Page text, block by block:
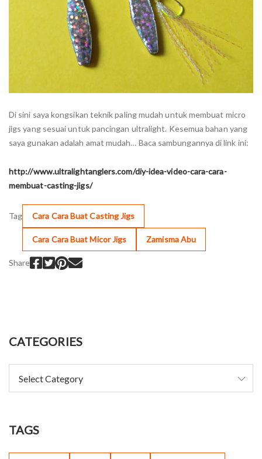
Di sini saya kongsikan teknik paling mudah untuk membuat micro
jigs yang sesuai untuk pancingan ultralight. Kesemua bahan yang
saya gunakan adalah amat mudah… Baca sambungannya di link ini:
http://www.ultralightanglers.com/diy-idea-video-cara-cara-
membuat-casting-jigs/
Tag Cara Cara Buat Casting Jigs
Cara Cara Buat Micor Jigs Zamisma Abu
Share
CATEGORIES
TAGS